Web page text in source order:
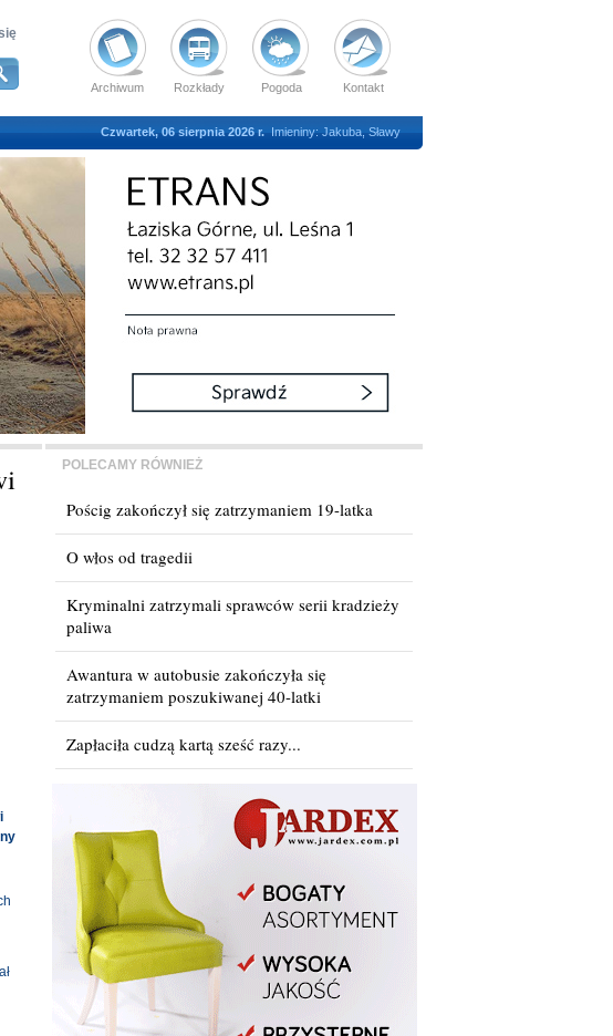
Archiwum Rozkłady Pogoda Kontakt
Czwartek, 06 sierpnia 2026 r. Imieniny: Jakuba, Sławy
POLECAMY RÓWNIEŻ
Pościg zakończył się zatrzymaniem 19-latka
O włos od tragedii
Kryminalni zatrzymali sprawców serii kradzieży
paliwa
Awantura w autobusie zakończyła się
zatrzymaniem poszukiwanej 40-latki
Zapłaciła cudzą kartą sześć razy...